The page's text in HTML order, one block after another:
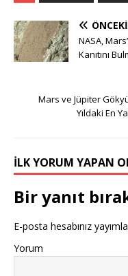
ÖNCEKI
NASA,
Kanıtını
Mars ve Jüpiter
Yıldaki En
İLK YORUM YAPAN
Bir yanıt
E-posta hesabınız
Yorum